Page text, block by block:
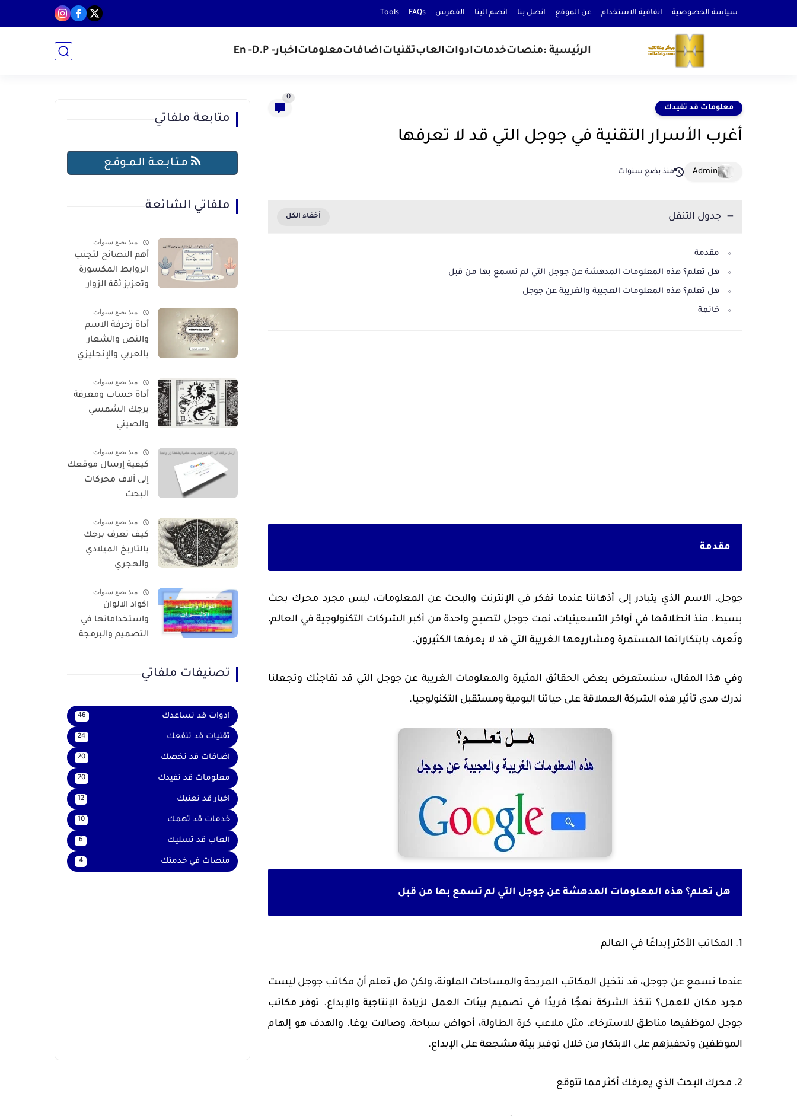
سياسة الخصوصية اتفاقية الاستخدام عن الموقع اتصل بنا انضم الينا الفهرس FAQs
Tools
الرئيسية :منصاتخدماتادواتالعابتقنياتاضافاتمعلوماتاخبار- D.P
- En
معلومات قد تفيدك
0
أغرب الأسرار التقنية في جوجل التي قد لا تعرفها
منذ بضع سنوات
جدول التنقل
مقدمة
هل تعلم؟ هذه المعلومات المدهشة عن جوجل التي لم تسمع بها من قبل
هل تعلم؟ هذه المعلومات العجيبة والغريبة عن جوجل
خاتمة
مقدمة
جوجل، الاسم الذي يتبادر إلى أذهاننا عندما نفكر في الإنترنت والبحث عن المعلومات، ليس مجرد محرك بحث
بسيط. منذ انطلاقها في أواخر التسعينيات، نمت جوجل لتصبح واحدة من أكبر الشركات التكنولوجية في العالم،
وتُعرف بابتكاراتها المستمرة ومشاريعها الغريبة التي قد لا يعرفها الكثيرون.
وفي هذا المقال، سنستعرض بعض الحقائق المثيرة والمعلومات الغريبة عن جوجل التي قد تفاجئك وتجعلنا
ندرك مدى تأثير هذه الشركة العملاقة على حياتنا اليومية ومستقبل التكنولوجيا.
هل تعلم؟ هذه المعلومات المدهشة عن جوجل التي لم تسمع بها من قبل
1. المكاتب الأكثر إبداعًا في العالم
عندما نسمع عن جوجل، قد نتخيل المكاتب المريحة والمساحات الملونة، ولكن هل تعلم أن مكاتب جوجل ليست
مجرد مكان للعمل؟ تتخذ الشركة نهجًا فريدًا في تصميم بيئات العمل لزيادة الإنتاجية والإبداع. توفر مكاتب
جوجل لموظفيها مناطق للاسترخاء، مثل ملاعب كرة الطاولة، أحواض سباحة، وصالات يوغا. والهدف هو إلهام
الموظفين وتحفيزهم على الابتكار من خلال توفير بيئة مشجعة على الإبداع.
2. محرك البحث الذي يعرفك أكثر مما تتوقع
متابعة ملفاتي
مـتـابـعـة الـمــوقـع
ملفاتي الشائعة
منذ بضع سنوات
أهم النصائح لتجنب
الروابط المكسورة
وتعزيز ثقة الزوار
منذ بضع سنوات
أداة زخرفة الاسم
والنص والشعار
بالعربي والإنجليزي
منذ بضع سنوات
أداة حساب ومعرفة
برجك الشمسي
والصيني
منذ بضع سنوات
كيفية إرسال موقعك
إلى آلاف محركات
البحث
منذ بضع سنوات
كيف تعرف برجك
بالتاريخ الميلادي
والهجري
منذ بضع سنوات
اكواد الالوان
واستخداماتها في
التصميم والبرمجة
تصنيفات ملفاتي
ادوات قد تساعدك 46
تقنيات قد تنفعك 24
اضافات قد تخصك 20
معلومات قد تفيدك 20
اخبار قد تعنيك 12
خدمات قد تهمك 10
العاب قد تسليك 6
منصات في خدمتك 4